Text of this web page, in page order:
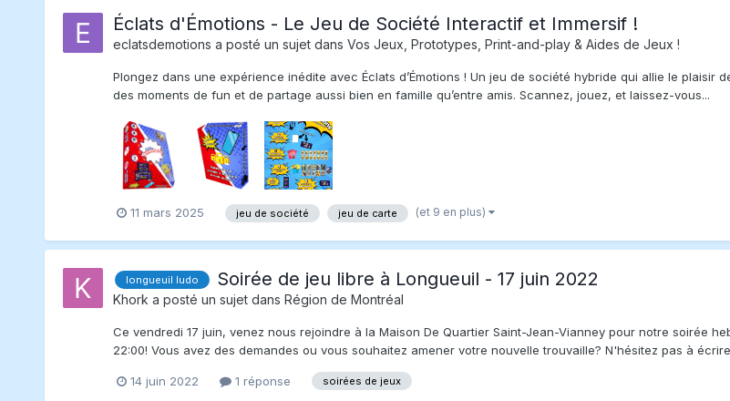
Éclats d'Émotions - Le Jeu de Société Interactif et Immersif !
eclatsdemotions a posté un sujet dans Vos Jeux, Prototypes, Print-and-play & Aides de Jeux !
Plongez dans une expérience inédite avec Éclats d’Émotions ! Un jeu de société hybride qui allie le plaisir
des moments de fun et de partage aussi bien en famille qu’entre amis. Scannez, jouez, et laissez-vous...
11 mars 2025 jeu de société jeu de carte (et 9 en plus)
longueuil ludo Soirée de jeu libre à Longueuil - 17 juin 2022
Khork a posté un sujet dans Région de Montréal
Ce vendredi 17 juin, venez nous rejoindre à la Maison De Quartier Saint-Jean-Vianney pour notre soirée
22:00! Vous avez des demandes ou vous souhaitez amener votre nouvelle trouvaille? N'hésitez pas à
14 juin 2022 1 réponse soirées de jeux